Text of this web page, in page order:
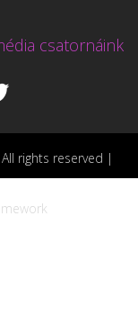
csatornáink
rights reserved |